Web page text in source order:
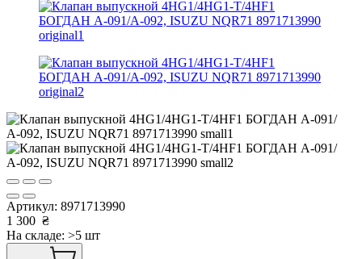
Артикул: 8971713990
1 300 ₴
На складе: >5 шт